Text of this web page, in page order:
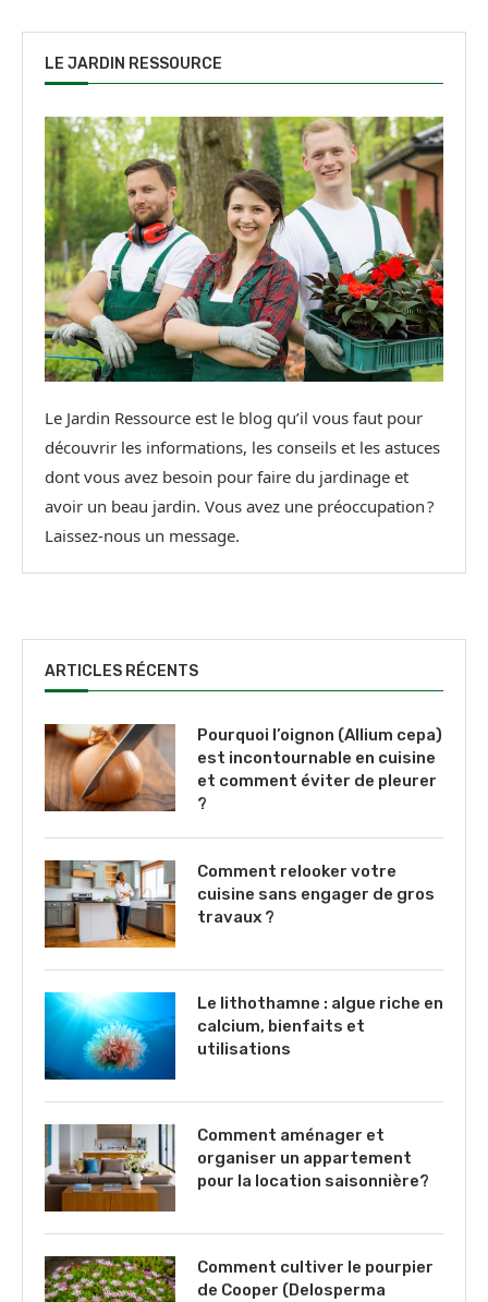
LE JARDIN RESSOURCE
Le Jardin Ressource est le blog qu’il vous faut pour
découvrir les informations, les conseils et les astuces
dont vous avez besoin pour faire du jardinage et
avoir un beau jardin. Vous avez une préoccupation ?
Laissez-nous un message.
ARTICLES RÉCENTS
Pourquoi l’oignon (Allium cepa)
est incontournable en cuisine
et comment éviter de pleurer
?
Comment relooker votre
cuisine sans engager de gros
travaux ?
Le lithothamne : algue riche en
calcium, bienfaits et
utilisations
Comment aménager et
organiser un appartement
pour la location saisonnière?
Comment cultiver le pourpier
de Cooper (Delosperma